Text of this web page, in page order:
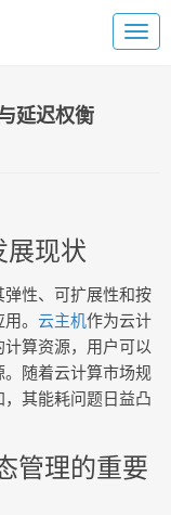
延迟权衡
展现状
性、可扩展性和按
。 云主机作为云计
算资源，用户可以
随着云计算市场规
其能耗问题日益凸
管理的重要